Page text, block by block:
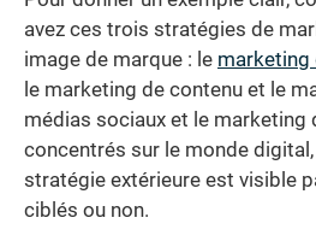
avez ces trois stratégies de
image de marque : le marketing
le marketing de contenu et le
médias sociaux et le marketing
concentrés sur le monde
stratégie extérieure est visible
ciblés ou non.